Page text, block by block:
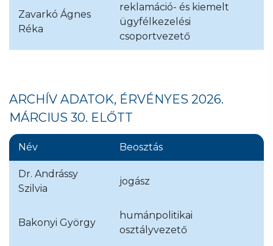
Zavarkó Ágnes
Réka
reklamáció- és kiemelt
ügyfélkezelési
csoportvezető
ARCHÍV ADATOK, ÉRVÉNYES 2026.
MÁRCIUS 30. ELŐTT
Név Beosztás
Dr. Andrássy
Szilvia
jogász
Bakonyi György
humánpolitikai
osztályvezető